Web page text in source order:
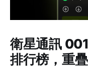
衛星通訊
排行榜，重